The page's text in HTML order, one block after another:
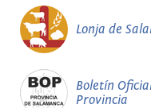
Lonja de
Boletín
Provincia